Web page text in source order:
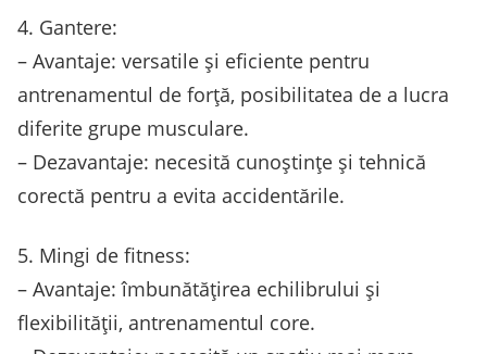
4. Gantere:
– Avantaje: versatile și eficiente pentru
antrenamentul de forță, posibilitatea de a lucra
diferite grupe musculare.
– Dezavantaje: necesită cunoștințe și tehnică
corectă pentru a evita accidentările.
5. Mingi de fitness:
– Avantaje: îmbunătățirea echilibrului și
flexibilității, antrenamentul core.